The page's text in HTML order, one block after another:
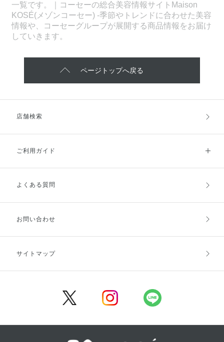
一覧です。｜コーセーの総合美容情報サイトMaison
KOSÉ(メゾンコーセー) -季節やトレンドに合わせた美容
情報や、コーセーグループが展開する商品情報をお届け
していきます。
ページトップへ戻る
店舗検索
ご利用ガイド
ご利用ガイドトップ
お支払方法
キャンセル・返品・交換
よくある質問
お問い合わせ
サイトマップ